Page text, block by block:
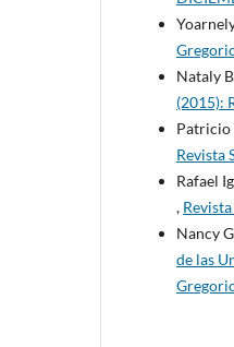
Nataly
(2015):
Patricio
Revista
Rafael
,
Nancy
de las